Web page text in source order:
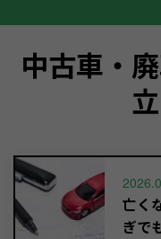
中古車・
亡く
ぎで